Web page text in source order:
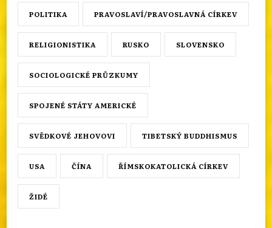
POLITIKA PRAVOSLAVÍ/PRAVOSLAVNÁ CÍRKEV
RELIGIONISTIKA RUSKO SLOVENSKO
SOCIOLOGICKÉ PRŮZKUMY
SPOJENÉ STÁTY AMERICKÉ
SVĚDKOVÉ JEHOVOVI TIBETSKÝ BUDDHISMUS
USA ČÍNA ŘÍMSKOKATOLICKÁ CÍRKEV
ŽIDÉ